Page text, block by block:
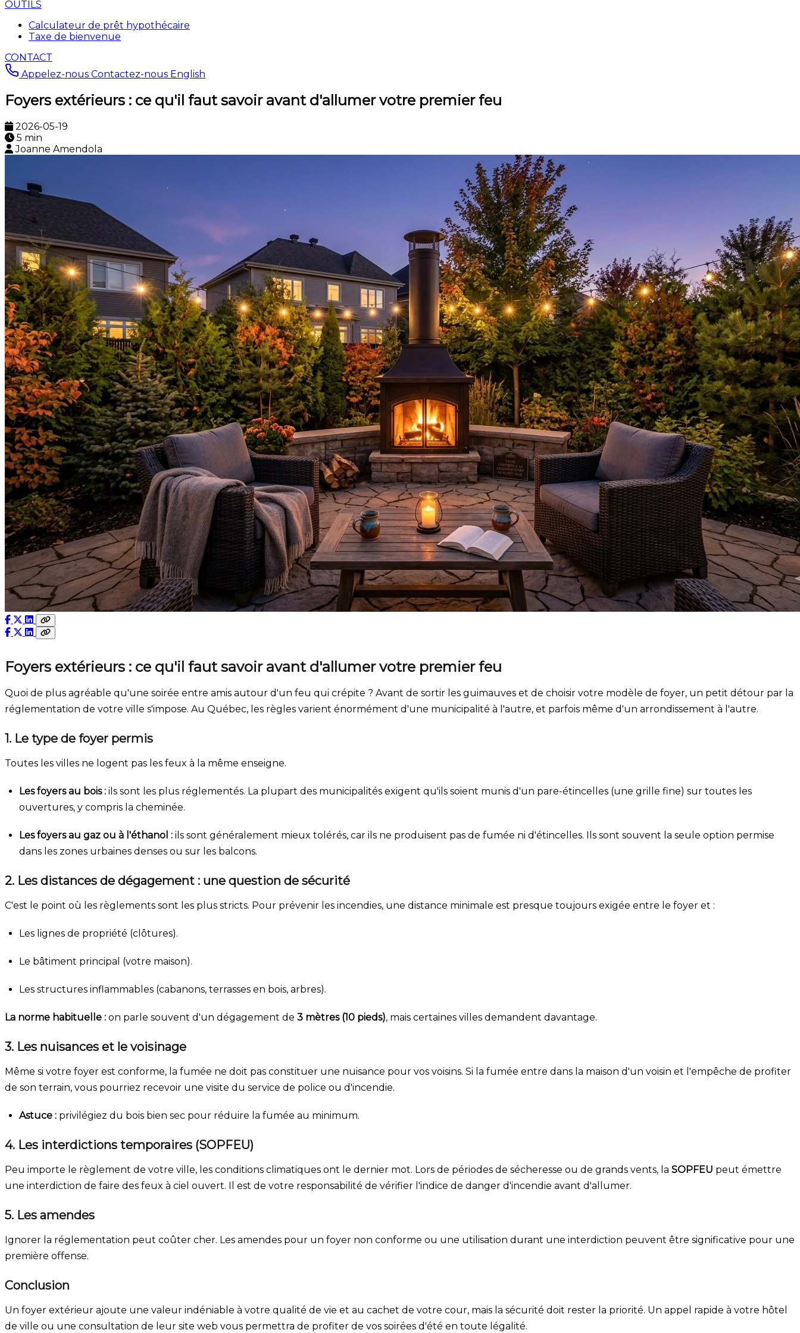
OUTILS
Calculateur de prêt hypothécaire
Taxe de bienvenue
CONTACT
Appelez-nous Contactez-nous English
Foyers extérieurs : ce qu'il faut savoir avant d'allumer votre premier feu
2026-05-19
5 min
Joanne Amendola
Foyers extérieurs : ce qu'il faut savoir avant d'allumer votre premier feu
Quoi de plus agréable qu'une soirée entre amis autour d'un feu qui crépite ? Avant de sortir les guimauves et de choisir votre modèle de foyer, un petit détour par la
réglementation de votre ville s'impose. Au Québec, les règles varient énormément d'une municipalité à l'autre, et parfois même d'un arrondissement à l'autre.
1. Le type de foyer permis
Toutes les villes ne logent pas les feux à la même enseigne.
Les foyers au bois : ils sont les plus réglementés. La plupart des municipalités exigent qu'ils soient munis d'un pare-étincelles (une grille fine) sur toutes les
ouvertures, y compris la cheminée.
Les foyers au gaz ou à l'éthanol : ils sont généralement mieux tolérés, car ils ne produisent pas de fumée ni d'étincelles. Ils sont souvent la seule option permise
dans les zones urbaines denses ou sur les balcons.
2. Les distances de dégagement : une question de sécurité
C'est le point où les règlements sont les plus stricts. Pour prévenir les incendies, une distance minimale est presque toujours exigée entre le foyer et :
Les lignes de propriété (clôtures).
Le bâtiment principal (votre maison).
Les structures inflammables (cabanons, terrasses en bois, arbres).
La norme habituelle : on parle souvent d'un dégagement de 3 mètres (10 pieds), mais certaines villes demandent davantage.
3. Les nuisances et le voisinage
Même si votre foyer est conforme, la fumée ne doit pas constituer une nuisance pour vos voisins. Si la fumée entre dans la maison d'un voisin et l'empêche de profiter
de son terrain, vous pourriez recevoir une visite du service de police ou d'incendie.
Astuce : privilégiez du bois bien sec pour réduire la fumée au minimum.
4. Les interdictions temporaires (SOPFEU)
Peu importe le règlement de votre ville, les conditions climatiques ont le dernier mot. Lors de périodes de sécheresse ou de grands vents, la SOPFEU peut émettre
une interdiction de faire des feux à ciel ouvert. Il est de votre responsabilité de vérifier l'indice de danger d'incendie avant d'allumer.
5. Les amendes
Ignorer la réglementation peut coûter cher. Les amendes pour un foyer non conforme ou une utilisation durant une interdiction peuvent être significative pour une
première offense.
Conclusion
Un foyer extérieur ajoute une valeur indéniable à votre qualité de vie et au cachet de votre cour, mais la sécurité doit rester la priorité. Un appel rapide à votre hôtel
de ville ou une consultation de leur site web vous permettra de profiter de vos soirées d'été en toute légalité.